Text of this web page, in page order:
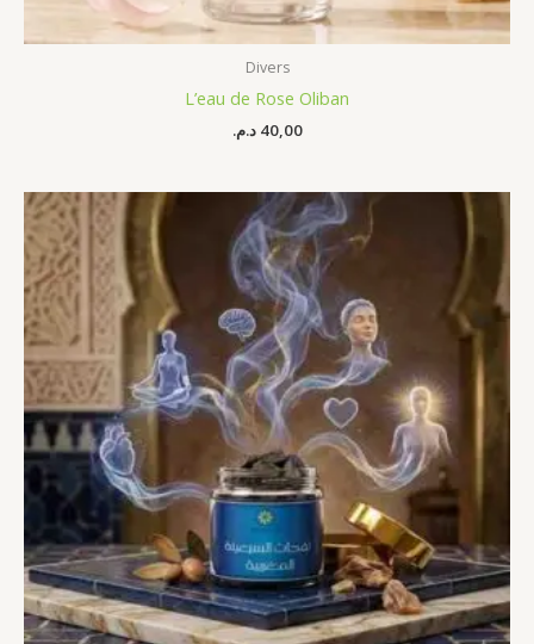
Divers
L’eau de Rose Oliban
40,00 د.م.